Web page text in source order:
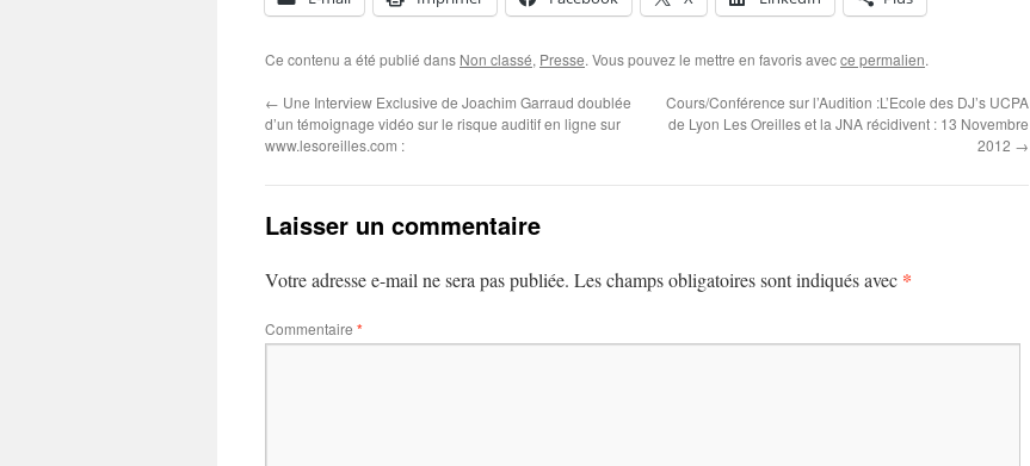
Ce contenu a été publié dans Non classé, Presse. Vous pouvez le mettre en favoris avecce permalien.
← Une Interview Exclusive de Joachim Garraud doublée
d’un témoignage vidéo sur le risque auditif en ligne sur
www.lesoreilles.com :
Cours/Conférence sur l’Audition :L’Ecole des DJ’s UCPA
de Lyon Les Oreilles et la JNA récidivent : 13 Novembre
2012 →
Laisser un commentaire
Votre adresse e-mail ne sera pas publiée. Les champs obligatoires sont indiqués avec *
Commentaire *